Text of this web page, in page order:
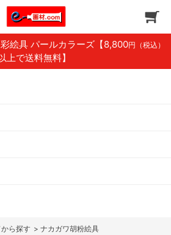
絵具 パールカラーズ 【8,800円（税込）
上で送料無料】
ら探す > ナカガワ胡粉絵具